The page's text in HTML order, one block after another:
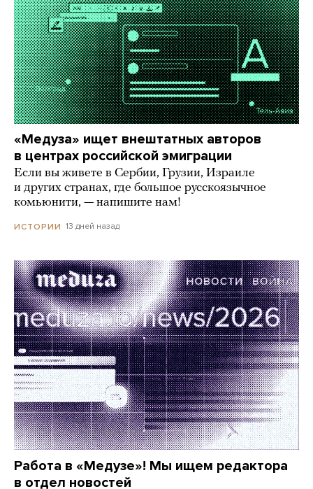
«Медуза» ищет внештатных авторов
в центрах российской эмиграции
Если вы живете в Сербии, Грузии, Израиле
и других странах, где большое русскоязычное
комьюнити, — напишите нам!
ИСТОРИИ 13 дней назад
Работа в «Медузе»! Мы ищем редактора
в отдел новостей